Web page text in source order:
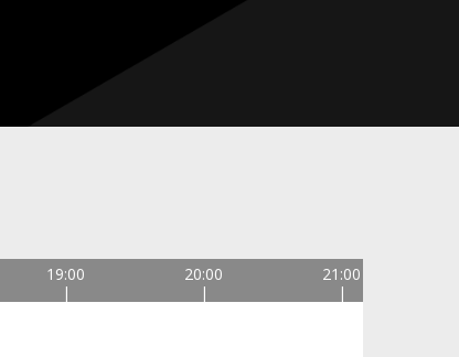
19:00 20:00 21:00